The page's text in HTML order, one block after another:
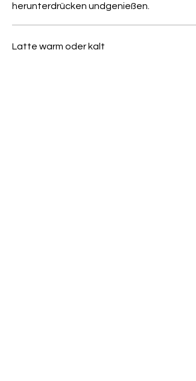
herunterdrücken undgenießen.
Latte warm oder kalt